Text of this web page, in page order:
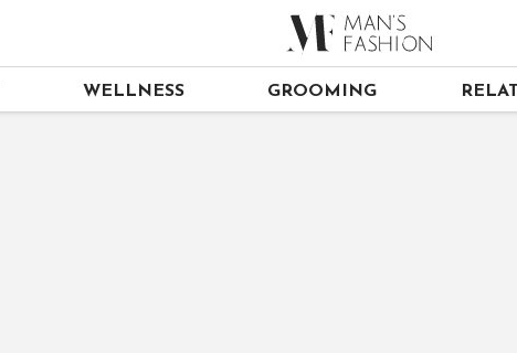
WELLNESS GROOMING